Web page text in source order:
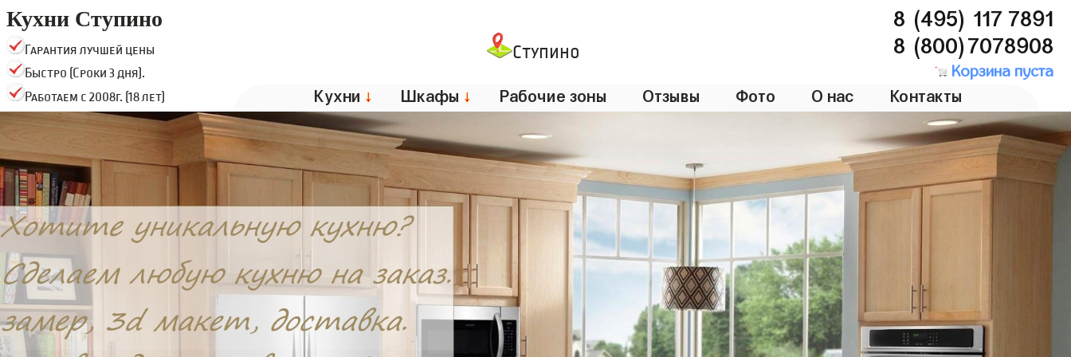
Кухни Ступино
Гарантия лучшей цены
Быстро (Сроки 3 дня).
Работаем с 2008г. (18 лет)
Ступино
8 (495) 117 7891
8 (800)7078908
Корзина пуста
Кухни ↓ Шкафы ↓ Рабочие зоны Отзывы Фото О нас Контакты